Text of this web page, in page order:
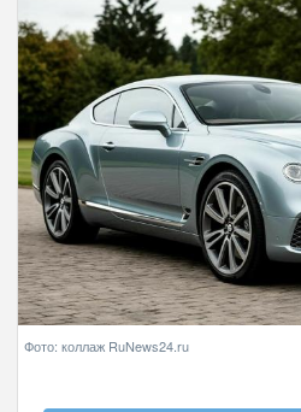
Фото: коллаж RuNews24.ru